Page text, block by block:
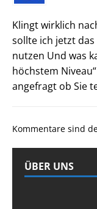
Klingt wirklich
sollte ich jetzt das
nutzen Und was
höchstem
angefragt ob Sie
Kommentare sind
ÜBER UNS